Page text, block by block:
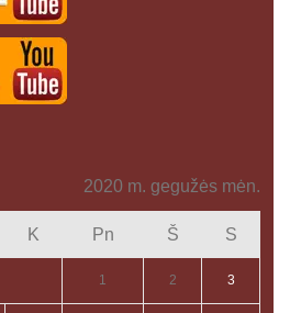
2020 m. gegužės mėn.
K Pn Š S
1 2 3